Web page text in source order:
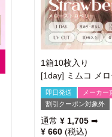
1箱10枚入り
[1day] ミムコ メ
即日発送
メーカー
割引クーポン対象外
通常 ¥ 1,705 ➡
¥ 660 税込